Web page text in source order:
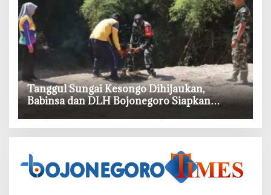
‎Tanggul Sungai Kesongo Dihijaukan,
Babinsa dan DLH Bojonegoro Siapkan